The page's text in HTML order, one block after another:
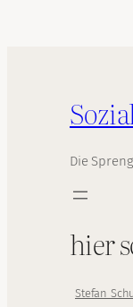
Die
hier
Stefan